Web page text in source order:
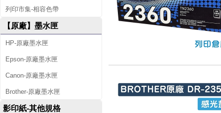
列印市集-相容色帶
【原廠】墨水匣
HP-原廠墨水匣
Epson-原廠墨水匣
Canon-原廠墨水匣
Brother-原廠墨水匣
影印紙-其他規格